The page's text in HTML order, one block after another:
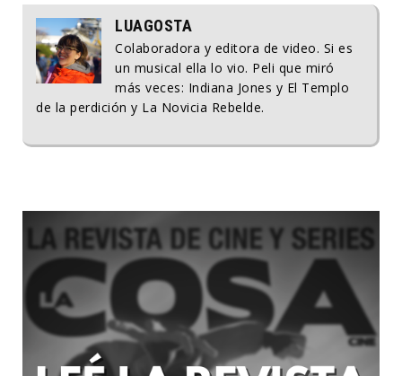
LUAGOSTA
Colaboradora y editora de video. Si es
un musical ella lo vio. Peli que miró
más veces: Indiana Jones y El Templo
de la perdición y La Novicia Rebelde.